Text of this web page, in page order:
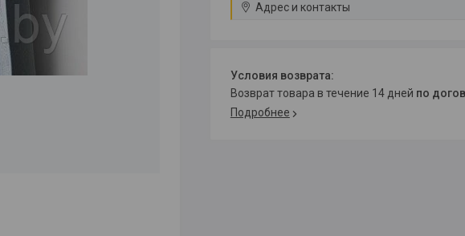
Адрес и контакты
возврат товара в течение 14 дней по
Подробнее